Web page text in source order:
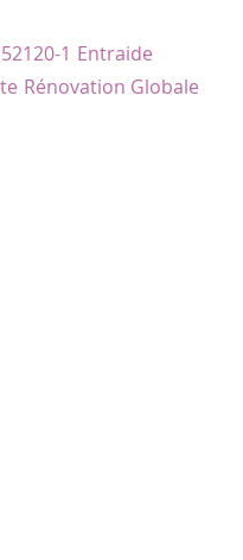
1 Entraide
Rénovation Globale